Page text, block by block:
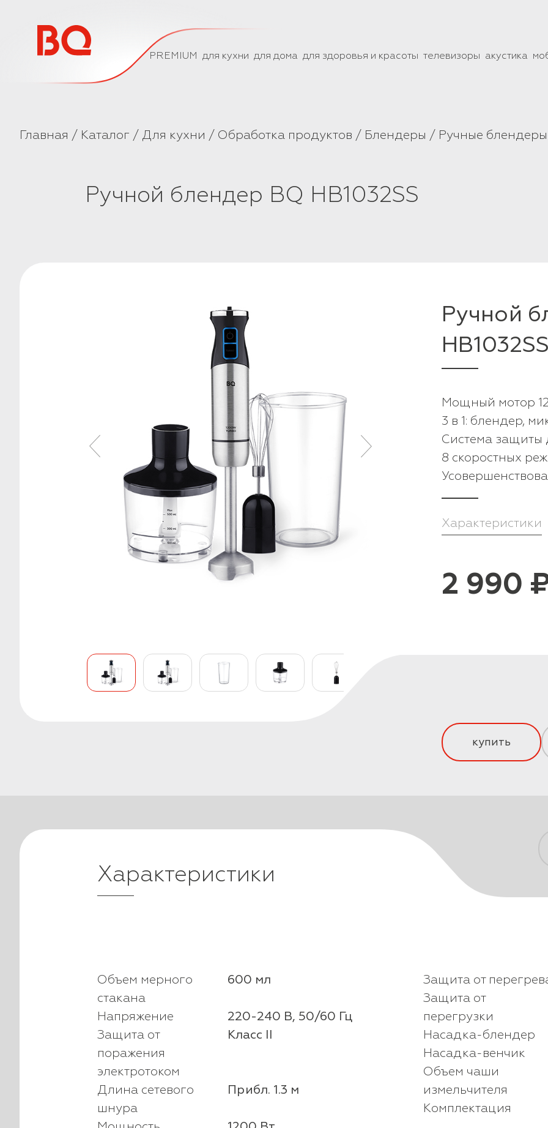
PREMIUM для кухни для дома для здоровья и красоты телевизоры акустика
Главная Каталог Для кухни Обработка продуктов Блендеры Ручные блендеры
Ручной блендер BQ HB1032SS
Ручной
HB1032SS
Мощный мотор
3 в 1: блендер,
Система защиты
8 скоростных
Характеристики
2 990
купить
Характеристики
Объем мерного
стакана
600 мл
Напряжение
220-240 В, 50/60 Гц
Защита от
поражения
электротоком
Класс II
Длина сетевого
шнура
Прибл. 1.3 м
Защита от
Защита от
перегрузки
Насадка-блендер
Насадка-венчик
Объем чаши
измельчителя
Комплектация